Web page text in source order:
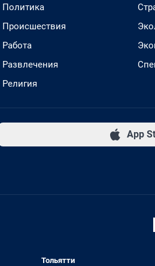
Политика
Происшествия
Работа
Развлечения
Религия
App
Тольятти